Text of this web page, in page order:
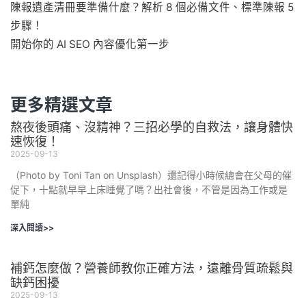
陳報遺產清冊要準備什麼？解析 8 個必備文件、標準陳報 5
步驟！
開始你的 AI SEO 內容優化第一步
更多精選文章
熬夜後頭痛、沒精神？三招必學的自救法，讓身體快
速恢復！
2025-09-13
（Photo by Toni Tan on Unsplash）還記得小時候總會在父母的催
促下，十點就早早上床睡覺了嗎？出社會後，不管是因為工作或是
單純
深入閱讀>>
補鈣怎麼做？營養師教你正確方法，遠離骨質疏鬆與
缺鈣困擾
2025-09-13